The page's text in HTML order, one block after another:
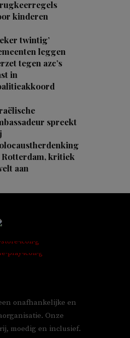
kinderen
twintig’
leggen
tegen azc’s
in
spreekt
kritiek
aan
onafhankelijke en
Onze
moedig en inclusief.